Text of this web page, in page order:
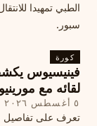
الطبي تمهيدا
سبور.
كورة
فينيسيوس
لقائه مع
٥ أغسطس ٢٠٢٦
تعرف على تفاصيل